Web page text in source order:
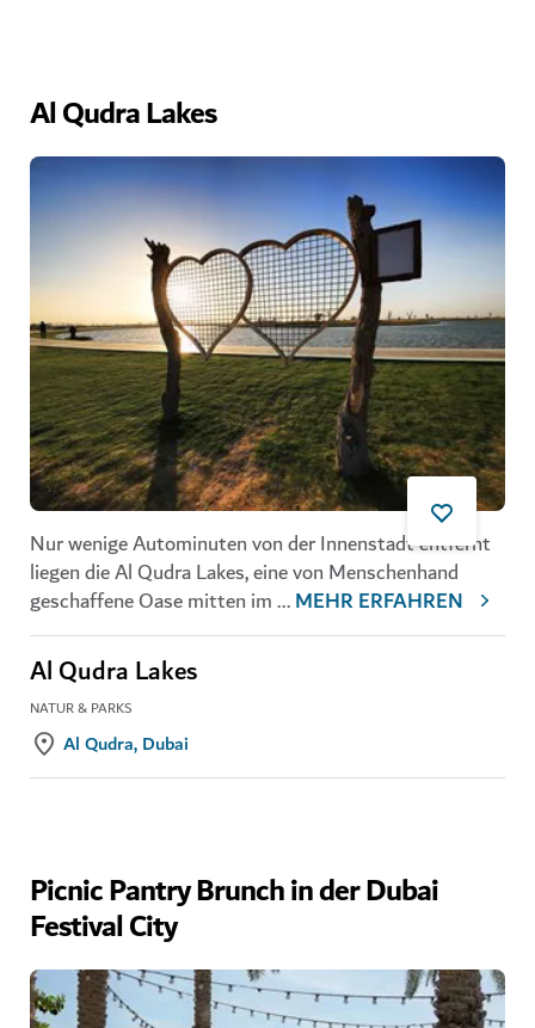
Al Qudra Lakes
Nur wenige Autominuten von der Innenstadt entfernt
liegen dieAl Qudra Lakes, eine von Menschenhand
geschaffene Oase mitten im...MEHR ERFAHREN
Al Qudra Lakes
NATUR & PARKS
Al Qudra, Dubai
Picnic Pantry Brunch in der Dubai
Festival City